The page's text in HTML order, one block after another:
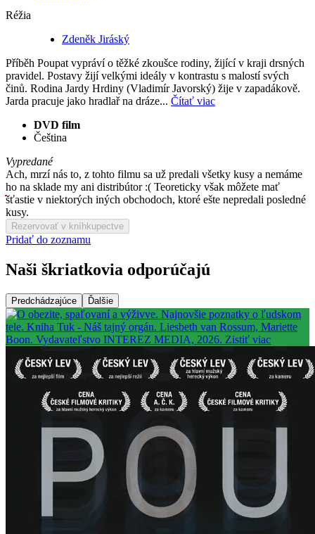
Réžia
Zdeněk Jiráský
Příběh Poupat vypráví o těžké zkoušce rodiny, žijící v kraji drsných
pravidel. Postavy žijí velkými ideály v kontrastu s malostí svých
činů. Rodina Jardy Hrdiny (Vladimír Javorský) žije v zapadákově.
Jarda pracuje jako hradlař na dráze... Čítať viac
DVD film
Čeština
Vypredané
Ach, mrzí nás to, z tohto filmu sa už predali všetky kusy a nemáme
ho na sklade my ani distribútor :( Teoreticky však môžete mať
šťastie v niektorých iných obchodoch, ktoré ešte nepredali posledné
kusy.
Rezervovať v kníhkupectve
Pridať do zoznamu
Naši škriatkovia odporúčajú
Predchádzajúce Ďalšie